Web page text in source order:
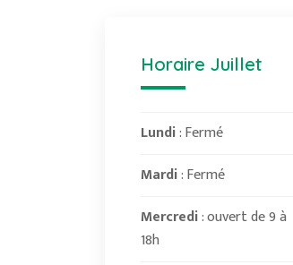
Horaire Juillet
Lundi: Fermé
Mardi: Fermé
Mercredi: ouvert de 9 à
18h